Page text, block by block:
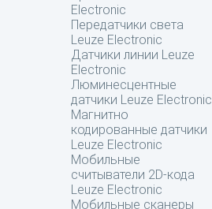
Electronic
Передатчики света
Leuze Electronic
Датчики линии Leuze
Electronic
Люминесцентные
датчики Leuze Electronic
Магнитно
кодированные датчики
Leuze Electronic
Мобильные
считыватели 2D-кода
Leuze Electronic
Мобильные сканеры